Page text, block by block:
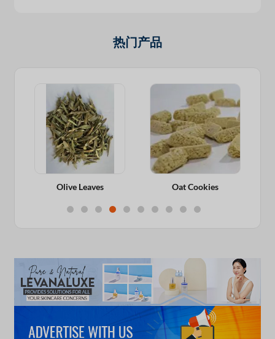
热门产品
Olive Leaves Oat Cookies